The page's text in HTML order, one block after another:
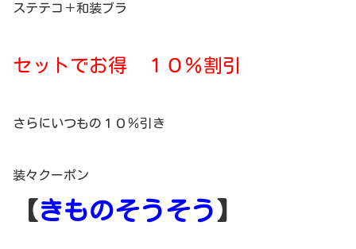
ステテコ＋和装ブラ
セットでお得 １０％割引
さらにいつもの１０％引き
装々クーポン
【 きものそうそう 】